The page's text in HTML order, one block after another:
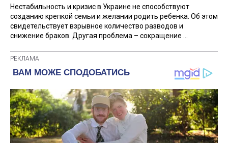
Нестабильность и кризис в Украине не способствуют
созданию крепкой семьи и желании родить ребенка. Об этом
свидетельствует взрывное количество разводов и
снижение браков. Другая проблема – сокращение ...